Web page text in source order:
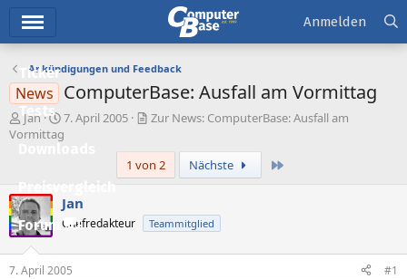
Ticker
Tests
Preisvergleich
Forum
Anmelden
Ankündigungen und Feedback
News ComputerBase: Ausfall am Vormittag
E
r
e
l
l
e
r
Jan
E
r
e
l
l
t
m
7. April 2005
Zur News: ComputerBase: Ausfall am
Vormittag
1 von 2
Nächste
Jan
Chefredakteur Teammitglied
7. April 2005 #1